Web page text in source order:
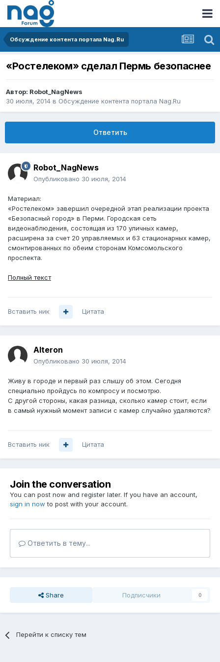
Обсуждение контента портала Nag.Ru
«Ростелеком» сделал Пермь безопаснее
Автор: Robot_NagNews
30 июля, 2014 в Обсуждение контента портала Nag.Ru
Ответить
Robot_NagNews
Опубликовано 30 июля, 2014
Материал:
«Ростелеком» завершил очередной этап реализации проекта
«Безопасный город» в Перми. Городская сеть
видеонаблюдения, состоящая из 170 уличных камер,
расширена за счет 20 управляемых и 63 стационарных камер,
смонтированных по обеим сторонам Комсомольского
проспекта.
Полный текст
Вставить ник Цитата
Alteron
Опубликовано 30 июля, 2014
Живу в городе и первый раз слышу об этом. Сегодня
специально пройдусь по компросу и посмотрю.
С другой стороны, какая разница, сколько камер стоит, если
в самый нужный момент записи с камер случайно удаляются?
Вставить ник Цитата
Join the conversation
You can post now and register later. If you have an account,
sign in now to post with your account.
Ответить в тему...
Share Подписчики 0
Перейти к списку тем